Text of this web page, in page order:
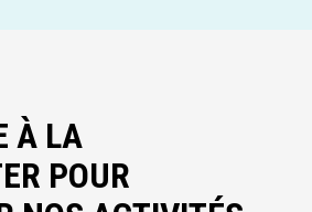
À LA
POUR